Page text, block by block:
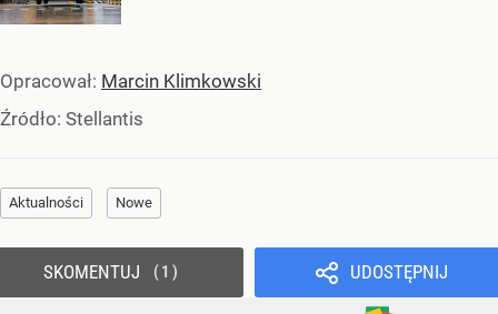
Opracował: Marcin Klimkowski
Źródło: Stellantis
Aktualności Nowe
UDOSTĘPNIJ
SKOMENTUJ 1